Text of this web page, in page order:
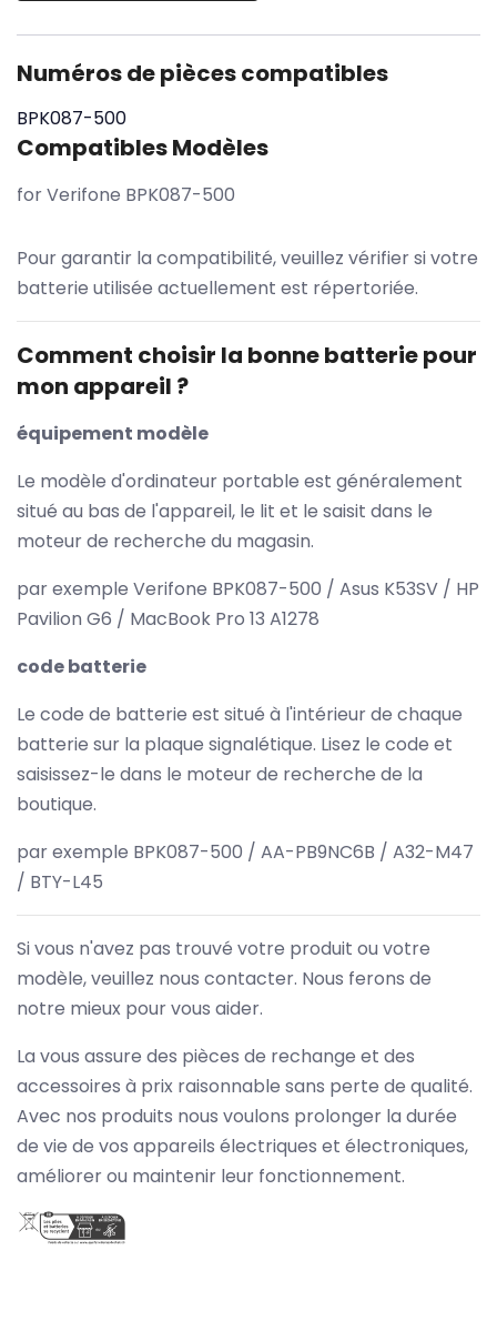
Numéros de pièces compatibles
BPK087-500
Compatibles Modèles
for Verifone BPK087-500
Pour garantir la compatibilité, veuillez vérifier si votre
batterie utilisée actuellement est répertoriée.
Comment choisir la bonne batterie pour
mon appareil ?
équipement modèle
Le modèle d'ordinateur portable est généralement
situé au bas de l'appareil, le lit et le saisit dans le
moteur de recherche du magasin.
par exemple Verifone BPK087-500 / Asus K53SV / HP
Pavilion G6 / MacBook Pro 13 A1278
code batterie
Le code de batterie est situé à l'intérieur de chaque
batterie sur la plaque signalétique. Lisez le code et
saisissez-le dans le moteur de recherche de la
boutique.
par exemple BPK087-500 / AA-PB9NC6B / A32-M47
/ BTY-L45
Si vous n'avez pas trouvé votre produit ou votre
modèle, veuillez nous contacter. Nous ferons de
notre mieux pour vous aider.
La vous assure des pièces de rechange et des
accessoires à prix raisonnable sans perte de qualité.
Avec nos produits nous voulons prolonger la durée
de vie de vos appareils électriques et électroniques,
améliorer ou maintenir leur fonctionnement.